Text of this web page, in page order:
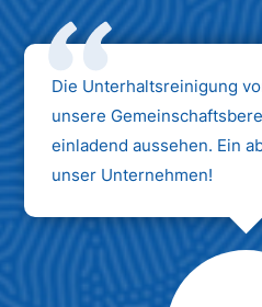
Die Unterhaltsreinigung
unsere
einladend aussehen. Ein
unser Unternehmen!